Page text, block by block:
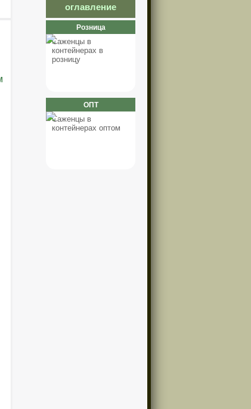
оглавление
Розница
Саженцы в
контейнерах в
розницу
ОПТ
Саженцы в
контейнерах оптом